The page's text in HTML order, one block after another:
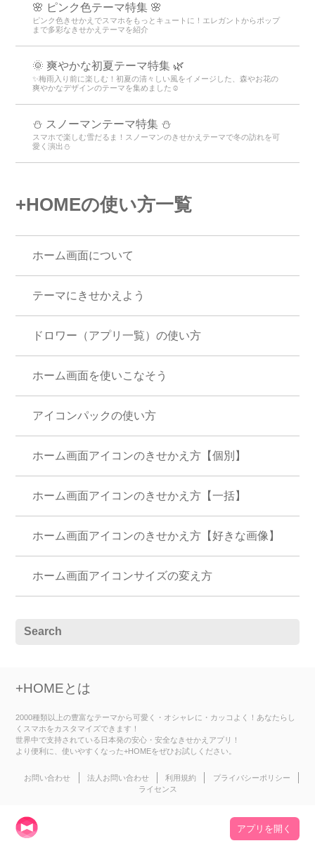
🌸 ピンク色テーマ特集 🌸
ピンク色きせかえでスマホをもっとキュートに！エレガントからポップ
まで多彩なきせかえテーマを紹介
🌞 爽やかな初夏テーマ特集 🌿
✨梅雨入り前に楽しむ！初夏の清々しい風をイメージした、森やお花の
爽やかなデザインのテーマを集めました☺️
⛄ スノーマンテーマ特集 ⛄
スマホで楽しむ雪だるま！スノーマンのきせかえテーマで冬の訪れを可
愛く演出⛄
+HOMEの使い方一覧
ホーム画面について
テーマにきせかえよう
ドロワー（アプリ一覧）の使い方
ホーム画面を使いこなそう
アイコンパックの使い方
ホーム画面アイコンのきせかえ方【個別】
ホーム画面アイコンのきせかえ方【一括】
ホーム画面アイコンのきせかえ方【好きな画像】
ホーム画面アイコンサイズの変え方
+HOMEとは
2000種類以上の豊富なテーマから可愛く・オシャレに・カッコよく！あなたらし
くスマホをカスタマイズできます！
世界中で支持されている日本発の安心・安全なきせかえアプリ！
より便利に、使いやすくなった+HOMEをぜひお試しください。
お問い合わせ 法人お問い合わせ 利用規約
プライバシーポリシー
ライセンス
アプリを開く